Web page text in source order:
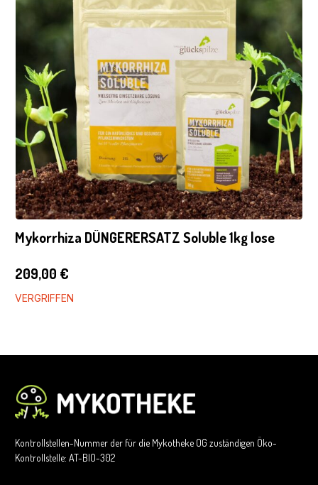
Mykorrhiza DÜNGERERSATZ Soluble 1kg lose
209,00 €
VERGRIFFEN
Kontrollstellen-Nummer der für die Mykotheke OG zuständigen Öko-
Kontrollstelle: AT-BIO-302